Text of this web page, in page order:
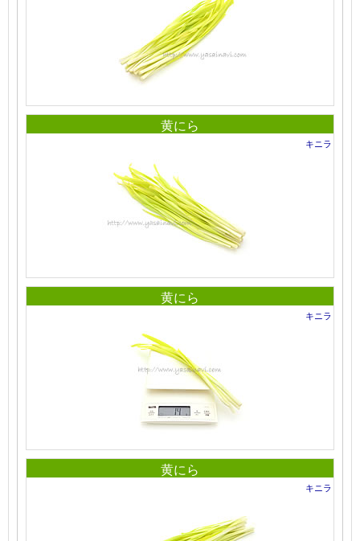
黄にら
キニラ
黄にら
キニラ
黄にら
キニラ